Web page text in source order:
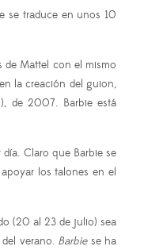
se traduce en unos 10
Mattel con el mismo
la creación del guion,
de 2007. Barbie está
Claro que Barbie se
los talones en el
(20 al 23 de julio) sea
verano. Barbiese ha